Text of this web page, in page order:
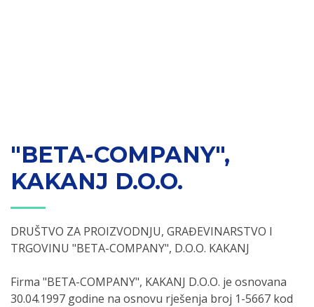
"BETA-COMPANY",
KAKANJ D.O.O.
DRUŠTVO ZA PROIZVODNJU, GRAĐEVINARSTVO I
TRGOVINU "BETA-COMPANY", D.O.O. KAKANJ
Firma "BETA-COMPANY", KAKANJ D.O.O. je osnovana
30.04.1997 godine na osnovu rješenja broj 1-5667 kod